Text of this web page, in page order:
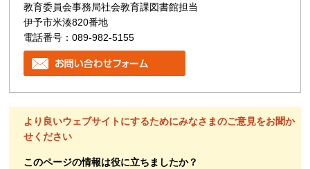
教育委員会事務局社会教育課図書館担当
伊予市米湊820番地
電話番号：089-982-5155
より良いウェブサイトにするためにみなさまのご意見をお聞か
せください
このページの情報は役に立ちましたか？